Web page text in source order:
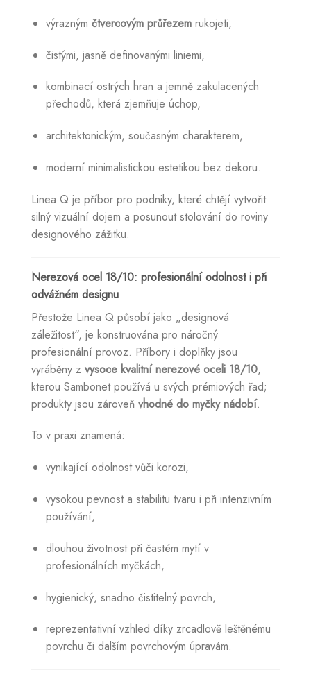
výrazným čtvercovým průřezemrukojeti,
čistými, jasně definovanými liniemi,
kombinací ostrých hran a jemně zakulacených
přechodů, která zjemňuje úchop,
architektonickým, současným charakterem,
moderní minimalistickou estetikou bez dekoru.
Linea Q je příbor pro podniky, které chtějí vytvořit
silný vizuální dojem a posunout stolování do roviny
designového zážitku.
Nerezová ocel 18/10: profesionální odolnost i při
odvážném designu
Přestože Linea Q působí jako „designová
záležitost“, je konstruována pro náročný
profesionální provoz. Příbory i doplňky jsou
vyráběny z vysoce kvalitní nerezové oceli 18/10,
kterou Sambonet používá u svých prémiových řad;
produkty jsou zároveň vhodné do myčky nádobí.
To v praxi znamená:
vynikající odolnost vůči korozi,
vysokou pevnost a stabilitu tvaru i při intenzivním
používání,
dlouhou životnost při častém mytí v
profesionálních myčkách,
hygienický, snadno čistitelný povrch,
reprezentativní vzhled díky zrcadlově leštěnému
povrchu či dalším povrchovým úpravám.